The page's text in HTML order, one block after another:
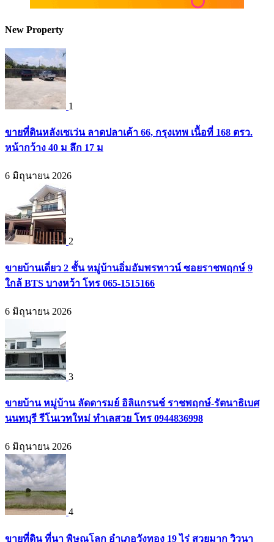
New Property
1
ขายที่ดินหลังเซเว่น ลาดปลาเค้า 66, กรุงเทพ เนื้อที่ 168 ตรว.
หน้ากว้าง 40 ม ลึก 17 ม
6 มิถุนายน 2026
2
ขายบ้านเดี่ยว 2 ชั้น หมู่บ้านอิ่มอัมพรทาวน์ ซอยราชพฤกษ์ 9
ใกล้ BTS บางหว้า โทร 065-1515166
6 มิถุนายน 2026
3
ขายบ้าน หมู่บ้าน ลัดดารมย์ อิลิแกรนช์ ราชพฤกษ์-รัตนาธิเบศ
นนทบุรี รีโนเวทใหม่ ทำเลสวย โทร 0944836998
6 มิถุนายน 2026
4
ขายที่ดิน ที่นา พิษณุโลก อำเภอวังทอง 19 ไร่ สวยมาก วิวนา